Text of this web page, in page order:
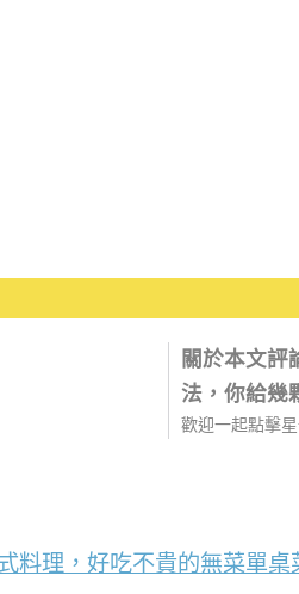
關於本文評
法，你給幾
歡迎一起點擊
料理，好吃不貴的無菜單